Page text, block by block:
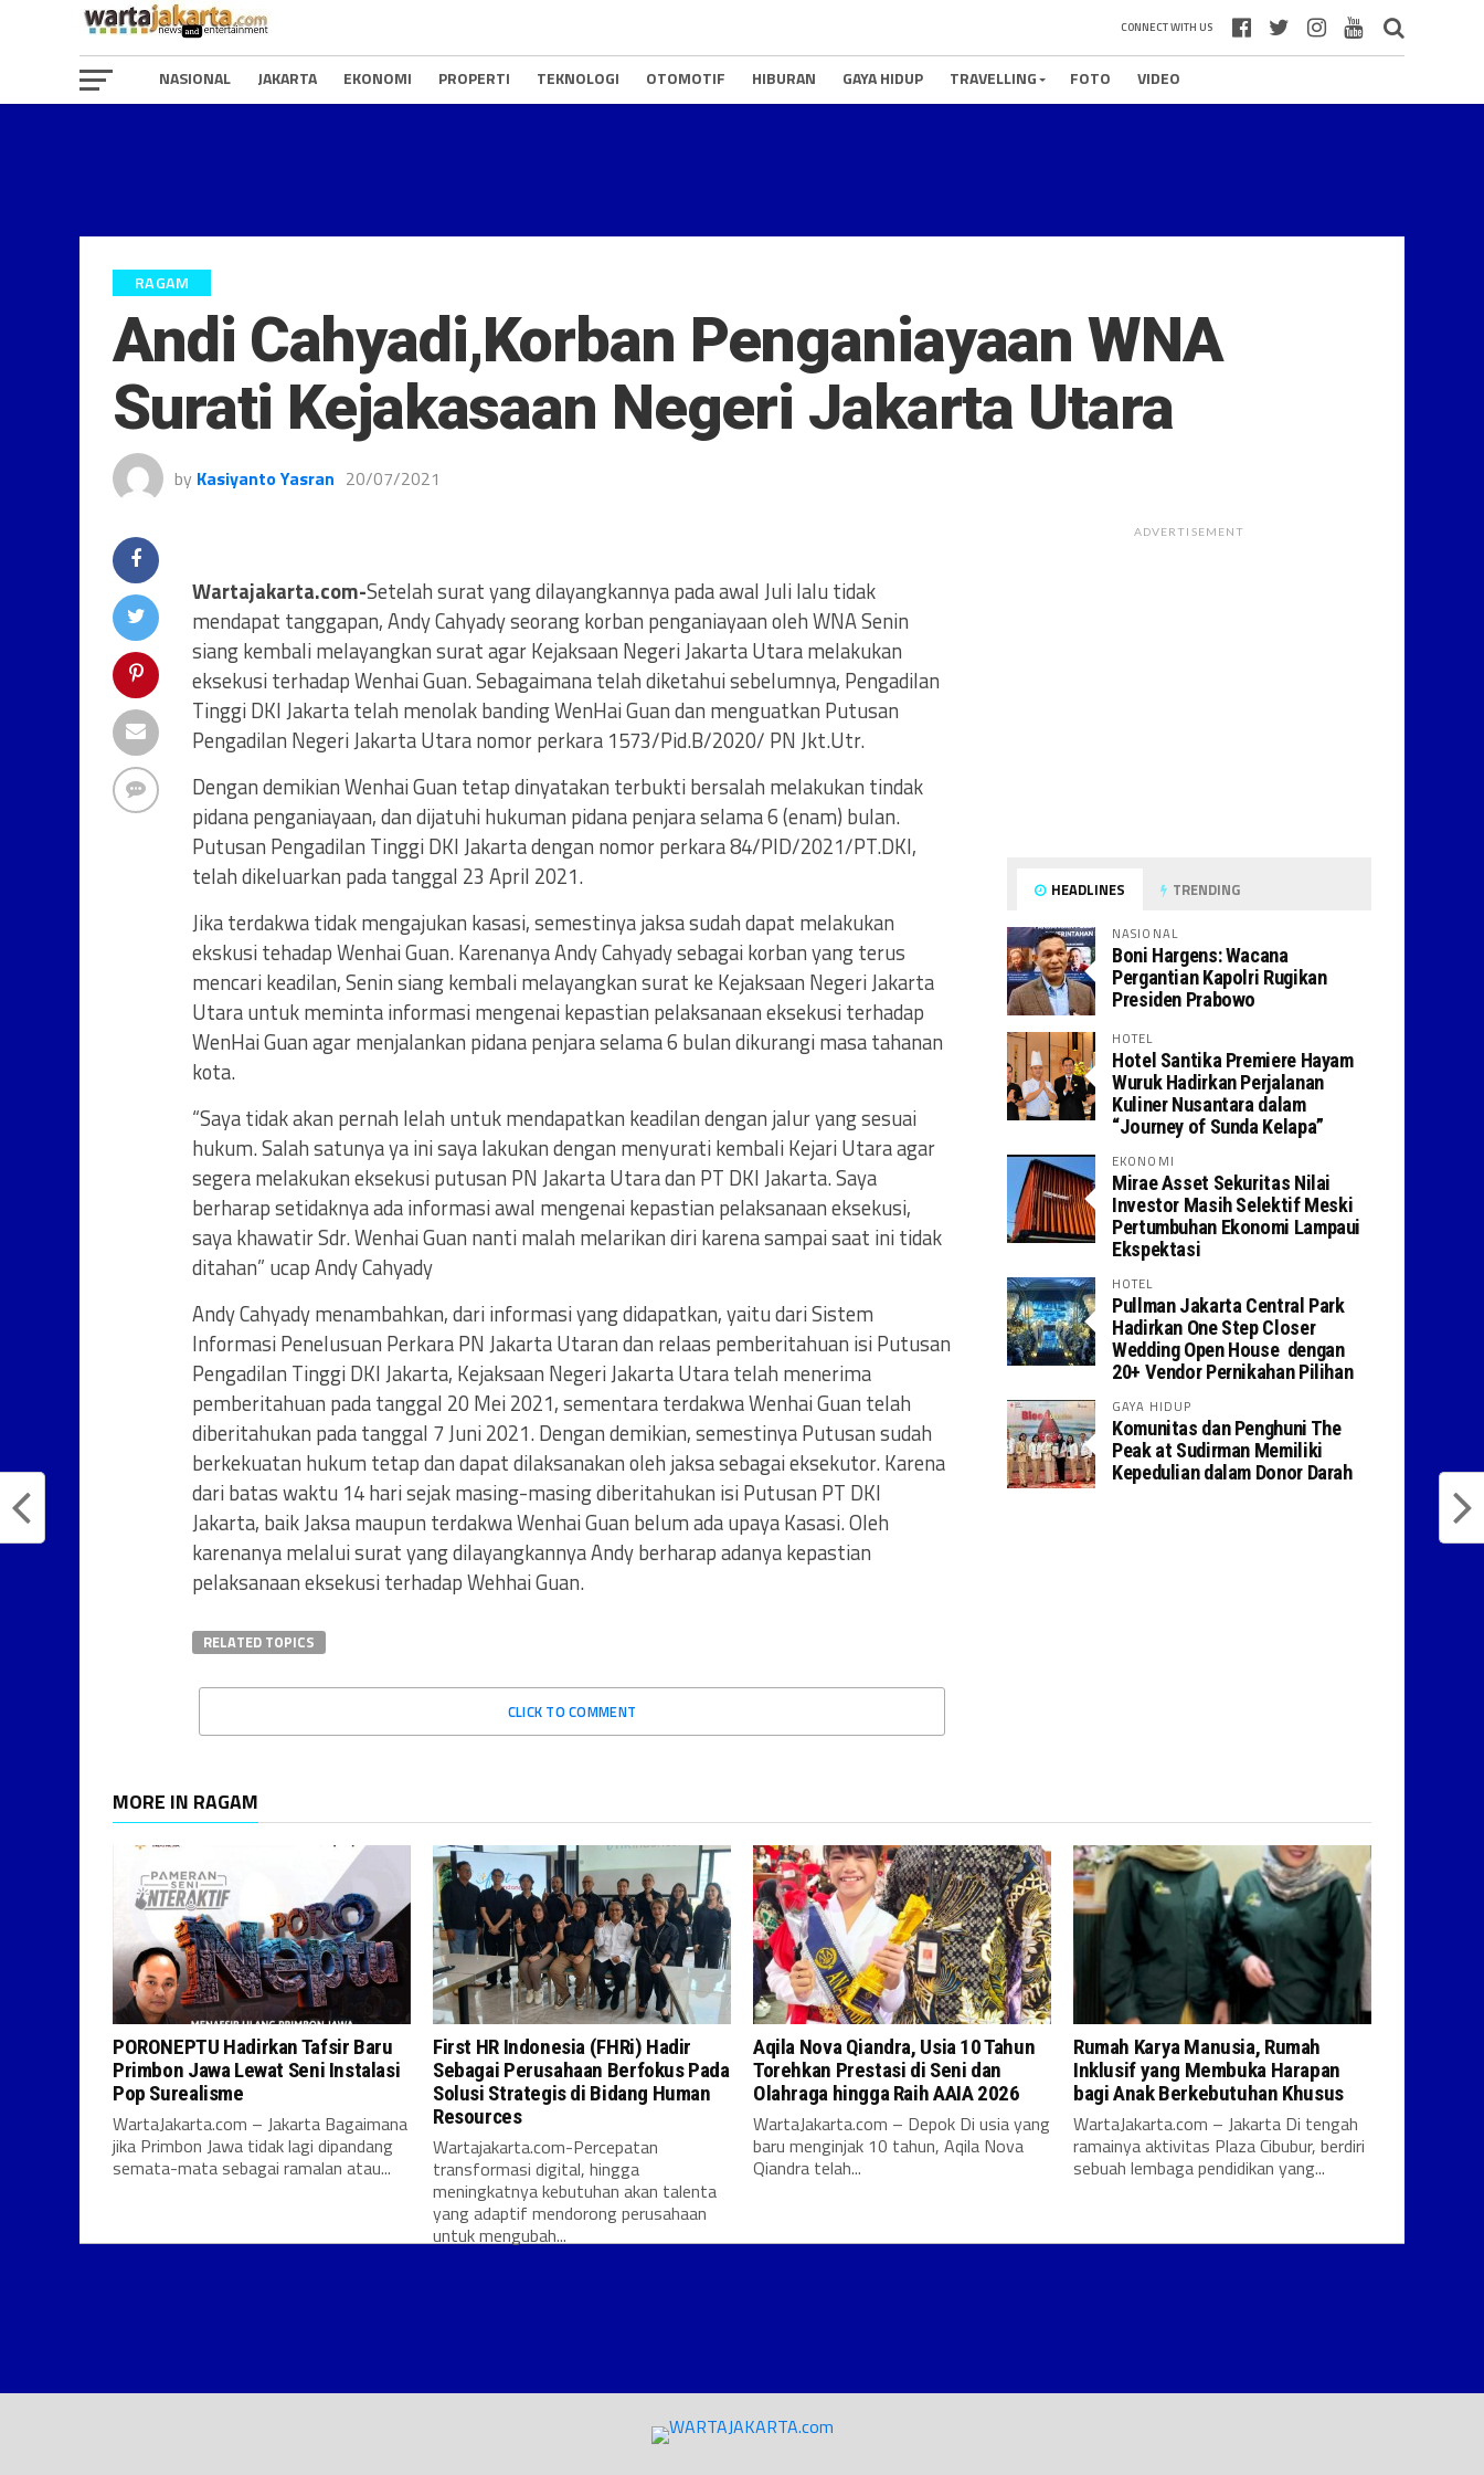
CONNECT WITH US
NASIONAL JAKARTA EKONOMI PROPERTI TEKNOLOGI OTOMOTIF HIBURAN GAYA HIDUP TRAVELLING FOTO VIDEO
RAGAM
Andi Cahyadi,Korban Penganiayaan WNA
Surati Kejakasaan Negeri Jakarta Utara
by Kasiyanto Yasran 20/07/2021
Wartajakarta.com-Setelah surat yang dilayangkannya pada awal Juli lalu tidak
mendapat tanggapan, Andy Cahyady seorang korban penganiayaan oleh WNA Senin
siang kembali melayangkan surat agar Kejaksaan Negeri Jakarta Utara melakukan
eksekusi terhadap Wenhai Guan. Sebagaimana telah diketahui sebelumnya, Pengadilan
Tinggi DKI Jakarta telah menolak banding WenHai Guan dan menguatkan Putusan
Pengadilan Negeri Jakarta Utara nomor perkara 1573/Pid.B/2020/ PN Jkt.Utr.
Dengan demikian Wenhai Guan tetap dinyatakan terbukti bersalah melakukan tindak
pidana penganiayaan, dan dijatuhi hukuman pidana penjara selama 6 (enam) bulan.
Putusan Pengadilan Tinggi DKI Jakarta dengan nomor perkara 84/PID/2021/PT.DKI,
telah dikeluarkan pada tanggal 23 April 2021.
Jika terdakwa tidak mengajukan kasasi, semestinya jaksa sudah dapat melakukan
ekskusi tehadap Wenhai Guan. Karenanya Andy Cahyady sebagai korban yang terus
mencari keadilan, Senin siang kembali melayangkan surat ke Kejaksaan Negeri Jakarta
Utara untuk meminta informasi mengenai kepastian pelaksanaan eksekusi terhadap
WenHai Guan agar menjalankan pidana penjara selama 6 bulan dikurangi masa tahanan
kota.
“Saya tidak akan pernah lelah untuk mendapatkan keadilan dengan jalur yang sesuai
hukum. Salah satunya ya ini saya lakukan dengan menyurati kembali Kejari Utara agar
segera melakukan eksekusi putusan PN Jakarta Utara dan PT DKI Jakarta. Saya
berharap setidaknya ada informasi awal mengenai kepastian pelaksanaan eksekusi,
saya khawatir Sdr. Wenhai Guan nanti malah melarikan diri karena sampai saat ini tidak
ditahan” ucap Andy Cahyady
Andy Cahyady menambahkan, dari informasi yang didapatkan, yaitu dari Sistem
Informasi Penelusuan Perkara PN Jakarta Utaran dan relaas pemberitahuan isi Putusan
Pengadilan Tinggi DKI Jakarta, Kejaksaan Negeri Jakarta Utara telah menerima
pemberitahuan pada tanggal 20 Mei 2021, sementara terdakwa Wenhai Guan telah
diberitahukan pada tanggal 7 Juni 2021. Dengan demikian, semestinya Putusan sudah
berkekuatan hukum tetap dan dapat dilaksanakan oleh jaksa sebagai eksekutor. Karena
dari batas waktu 14 hari sejak masing-masing diberitahukan isi Putusan PT DKI
Jakarta, baik Jaksa maupun terdakwa Wenhai Guan belum ada upaya Kasasi. Oleh
karenanya melalui surat yang dilayangkannya Andy berharap adanya kepastian
pelaksanaan eksekusi terhadap Wehhai Guan.
RELATED TOPICS
CLICK TO COMMENT
ADVERTISEMENT
HEADLINES TRENDING
NASIONAL
Boni Hargens: Wacana
Pergantian Kapolri Rugikan
Presiden Prabowo
HOTEL
Hotel Santika Premiere Hayam
Wuruk Hadirkan Perjalanan
Kuliner Nusantara dalam
“Journey of Sunda Kelapa”
EKONOMI
Mirae Asset Sekuritas Nilai
Investor Masih Selektif Meski
Pertumbuhan Ekonomi Lampaui
Ekspektasi
HOTEL
Pullman Jakarta Central Park
Hadirkan One Step Closer
Wedding Open House dengan
20+ Vendor Pernikahan Pilihan
GAYA HIDUP
Komunitas dan Penghuni The
Peak at Sudirman Memiliki
Kepedulian dalam Donor Darah
MORE IN RAGAM
PORONEPTU Hadirkan Tafsir Baru
Primbon Jawa Lewat Seni Instalasi
Pop Surealisme
WartaJakarta.com – Jakarta Bagaimana
jika Primbon Jawa tidak lagi dipandang
semata-mata sebagai ramalan atau...
First HR Indonesia (FHRi) Hadir
Sebagai Perusahaan Berfokus Pada
Solusi Strategis di Bidang Human
Resources
Wartajakarta.com-Percepatan
transformasi digital, hingga
meningkatnya kebutuhan akan talenta
yang adaptif mendorong perusahaan
untuk mengubah...
Aqila Nova Qiandra, Usia 10 Tahun
Torehkan Prestasi di Seni dan
Olahraga hingga Raih AAIA 2026
WartaJakarta.com – Depok Di usia yang
baru menginjak 10 tahun, Aqila Nova
Qiandra telah...
Rumah Karya Manusia, Rumah
Inklusif yang Membuka Harapan
bagi Anak Berkebutuhan Khusus
WartaJakarta.com – Jakarta Di tengah
ramainya aktivitas Plaza Cibubur, berdiri
sebuah lembaga pendidikan yang...